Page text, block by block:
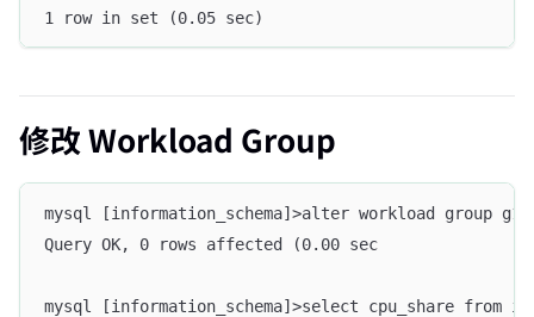
1 row in set (0.05 sec)
修改 Workload Group
mysql [information_schema]>alter workload group
Query OK, 0 rows affected (0.00 sec
mysql [information_schema]>select cpu_share from